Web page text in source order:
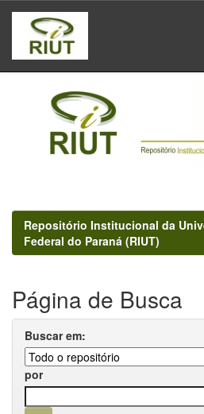
Skip
navigation
Repositório Institucional da
Federal do Paraná (RIUT)
Página de Busca
Buscar em:
por